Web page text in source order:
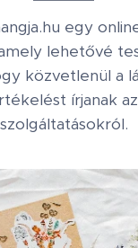
egy
lehetővé
közvetlenül a
írjanak
szolgáltatásokról.